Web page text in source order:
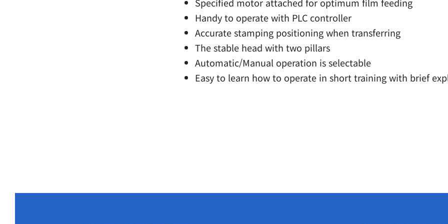
Handy to operate with PLC controller
Accurate stamping positioning when transferring
The stable head with two pillars
Automatic/Manual operation is selectable
Easy to learn how to operate in short training with brief